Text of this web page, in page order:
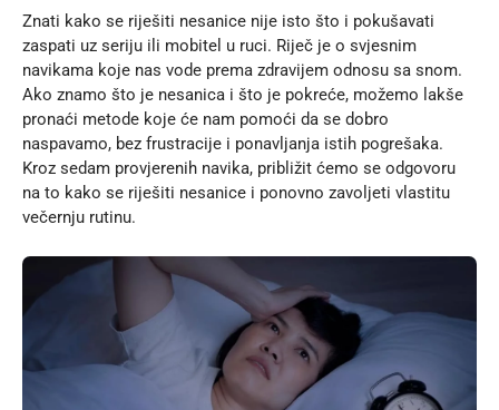
Znati kako se riješiti nesanice nije isto što i pokušavati
zaspati uz seriju ili mobitel u ruci. Riječ je o svjesnim
navikama koje nas vode prema zdravijem odnosu sa snom.
Ako znamo što je nesanica i što je pokreće, možemo lakše
pronaći metode koje će nam pomoći da se dobro
naspavamo, bez frustracije i ponavljanja istih pogrešaka.
Kroz sedam provjerenih navika, približit ćemo se odgovoru
na to kako se riješiti nesanice i ponovno zavoljeti vlastitu
večernju rutinu.